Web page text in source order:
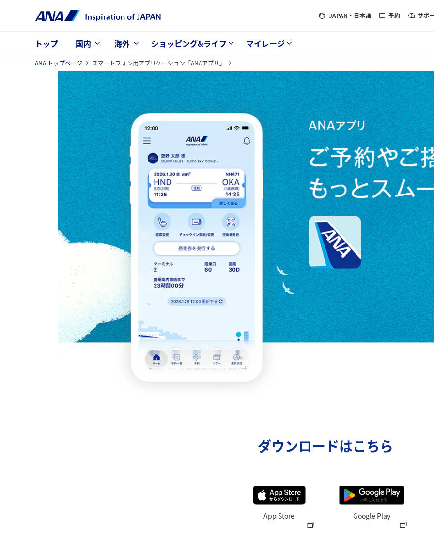
JAPAN ・日本語 予約 サポ
トップ 国内 海外 ショッピング&ライフ マイレージ
ANA トップページ スマートフォン用アプリケーション「ANAアプリ」
ダウンロードはこちら
App Store Google Play